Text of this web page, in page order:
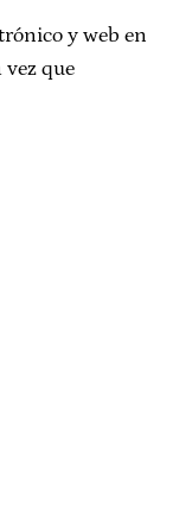
y web en
que